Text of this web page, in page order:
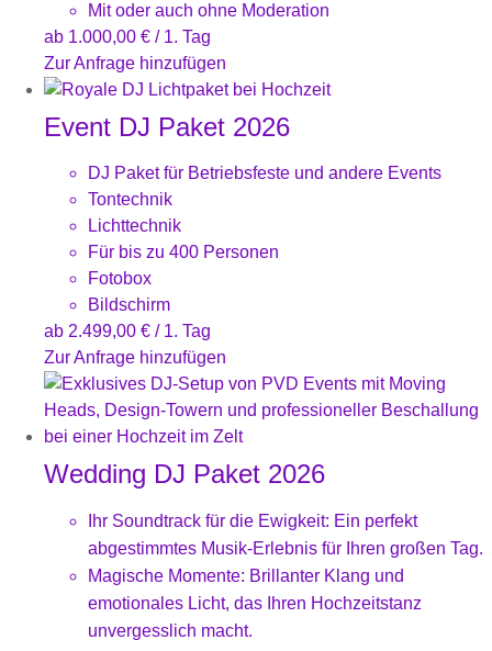
Mit oder auch ohne Moderation
ab 1.000,00 € / 1. Tag
Zur Anfrage hinzufügen
Event DJ Paket 2026
DJ Paket für Betriebsfeste und andere Events
Tontechnik
Lichttechnik
Für bis zu 400 Personen
Fotobox
Bildschirm
ab 2.499,00 € / 1. Tag
Zur Anfrage hinzufügen
Wedding DJ Paket 2026
Ihr Soundtrack für die Ewigkeit: Ein perfekt
abgestimmtes Musik-Erlebnis für Ihren großen Tag.
Magische Momente: Brillanter Klang und
emotionales Licht, das Ihren Hochzeitstanz
unvergesslich macht.